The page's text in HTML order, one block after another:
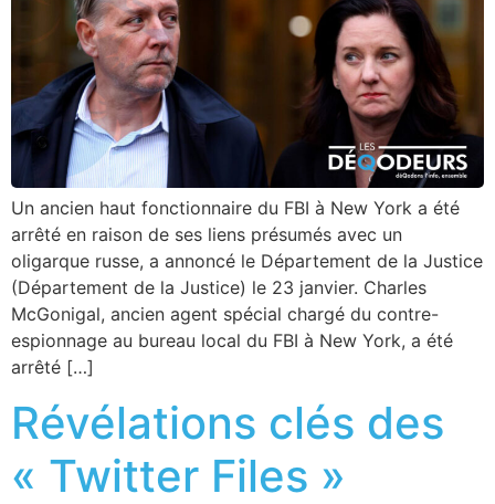
Un ancien haut fonctionnaire du FBI à New York a été
arrêté en raison de ses liens présumés avec un
oligarque russe, a annoncé le Département de la Justice
(Département de la Justice) le 23 janvier. Charles
McGonigal, ancien agent spécial chargé du contre-
espionnage au bureau local du FBI à New York, a été
arrêté […]
Révélations clés des
« Twitter Files »